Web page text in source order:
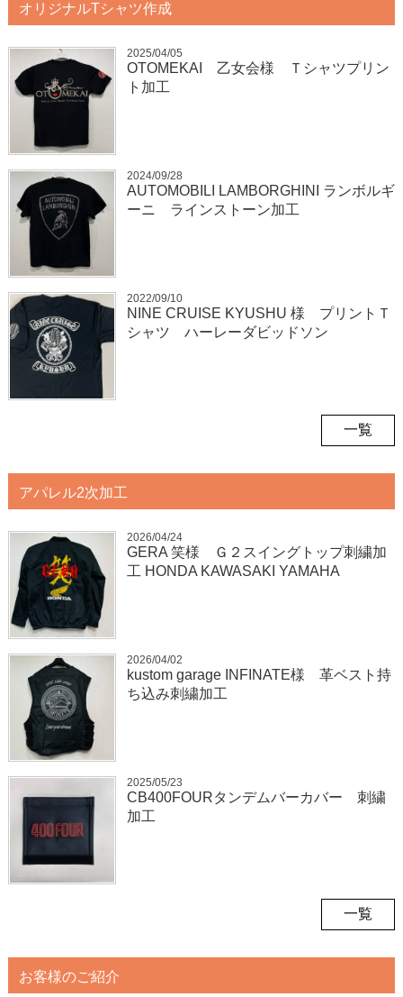
オリジナルTシャツ作成
2025/04/05
OTOMEKAI 乙女会様 Ｔシャツプリン
ト加工
2024/09/28
AUTOMOBILI LAMBORGHINI ランボルギ
ーニ ラインストーン加工
2022/09/10
NINE CRUISE KYUSHU 様 プリントＴ
シャツ ハーレーダビッドソン
一覧
アパレル2次加工
2026/04/24
GERA 笑様 Ｇ２スイングトップ刺繍加
工 HONDA KAWASAKI YAMAHA
2026/04/02
kustom garage INFINATE様 革ベスト持
ち込み刺繍加工
2025/05/23
CB400FOURタンデムバーカバー 刺繍
加工
一覧
お客様のご紹介